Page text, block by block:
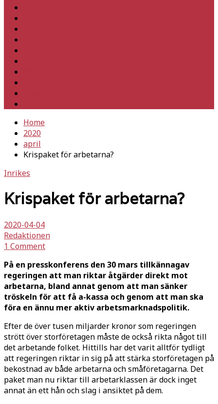
Home
2020
april
Krispaket för arbetarna?
Inrikes
Krispaket för arbetarna?
2020-04-04
Redaktionen
1 Comment
På en presskonferens den 30 mars tillkännagav
regeringen att man riktar åtgärder direkt mot
arbetarna, bland annat genom att man sänker
tröskeln för att få a-kassa och genom att man ska
föra en ännu mer aktiv arbetsmarknadspolitik.
Efter de över tusen miljarder kronor som regeringen
strött över storföretagen måste de också rikta något till
det arbetande folket. Hittills har det varit alltför tydligt
att regeringen riktar in sig på att stärka storföretagen på
bekostnad av både arbetarna och småföretagarna. Det
paket man nu riktar till arbetarklassen är dock inget
annat än ett hån och slag i ansiktet på dem.